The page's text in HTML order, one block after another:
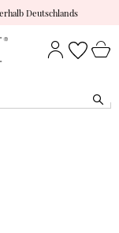
Deutschlands